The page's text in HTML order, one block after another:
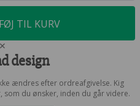
TIL KURV
✕
design
ændres efter ordreafgivelse. Kig
du ønsker, inden du går videre.